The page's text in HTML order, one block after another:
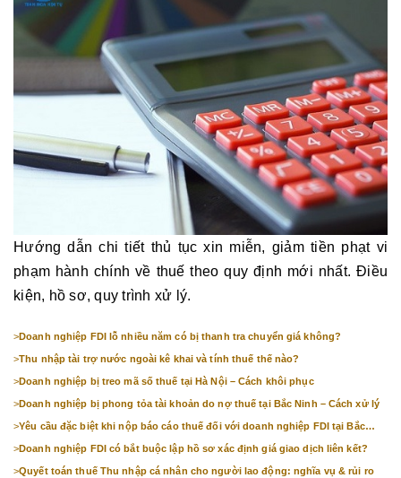
Hướng dẫn chi tiết thủ tục xin miễn, giảm tiền phạt vi
phạm hành chính về thuế theo quy định mới nhất. Điều
kiện, hồ sơ, quy trình xử lý.
>Doanh nghiệp FDI lỗ nhiều năm có bị thanh tra chuyển giá không?
>Thu nhập tài trợ nước ngoài kê khai và tính thuế thế nào?
>Doanh nghiệp bị treo mã số thuế tại Hà Nội – Cách khôi phục
>Doanh nghiệp bị phong tỏa tài khoản do nợ thuế tại Bắc Ninh – Cách xử lý
>Yêu cầu đặc biệt khi nộp báo cáo thuế đối với doanh nghiệp FDI tại Bắc
>Doanh nghiệp FDI có bắt buộc lập hồ sơ xác định giá giao dịch liên kết?
>Quyết toán thuế Thu nhập cá nhân cho người lao động: nghĩa vụ & rủi ro